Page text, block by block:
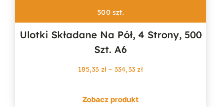
500 szt.
Ulotki Składane Na Pół, 4 Strony, 500
Szt. A6
185,33 zł – 334,33złZakres
Zobacz produkt